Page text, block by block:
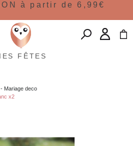
à partir de 6,99€
FÊTES
Mariage deco
x2